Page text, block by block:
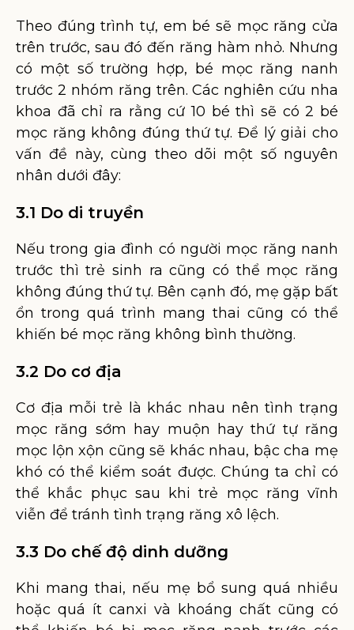
Theo đúng trình tự, em bé sẽ mọc răng cửa
trên trước, sau đó đến răng hàm nhỏ. Nhưng
có một số trường hợp, bé mọc răng nanh
trước 2 nhóm răng trên. Các nghiên cứu nha
khoa đã chỉ ra rằng cứ 10 bé thì sẽ có 2 bé
mọc răng không đúng thứ tự. Để lý giải cho
vấn đề này, cùng theo dõi một số nguyên
nhân dưới đây:
3.1 Do di truyền
Nếu trong gia đình có người mọc răng nanh
trước thì trẻ sinh ra cũng có thể mọc răng
không đúng thứ tự. Bên cạnh đó, mẹ gặp bất
ổn trong quá trình mang thai cũng có thể
khiến bé mọc răng không bình thường.
3.2 Do cơ địa
Cơ địa mỗi trẻ là khác nhau nên tình trạng
mọc răng sớm hay muộn hay thứ tự răng
mọc lộn xộn cũng sẽ khác nhau, bậc cha mẹ
khó có thể kiểm soát được. Chúng ta chỉ có
thể khắc phục sau khi trẻ mọc răng vĩnh
viễn để tránh tình trạng răng xô lệch.
3.3 Do chế độ dinh dưỡng
Khi mang thai, nếu mẹ bổ sung quá nhiều
hoặc quá ít canxi và khoáng chất cũng có